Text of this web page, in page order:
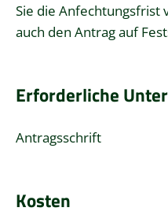
Sie die Anfechtungsfrist
auch den Antrag auf
Erforderliche
Antragsschrift
Kosten